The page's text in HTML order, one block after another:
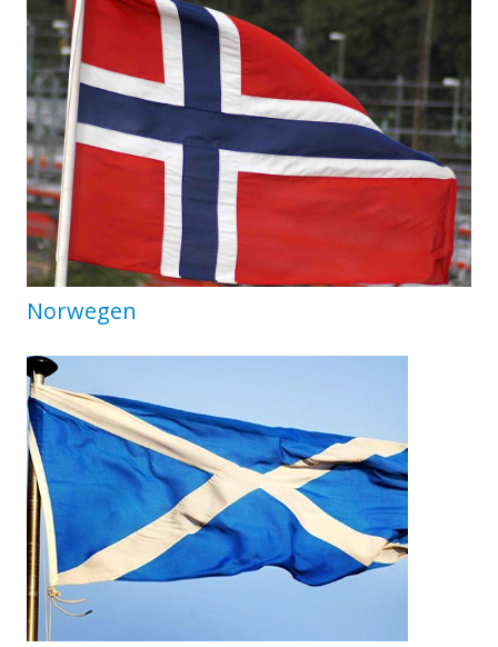
Die erste Woche – Südnorwegen
Sonntag, 26.07. – Die Anfahrt
Montag, 27.07. – die ersten Kilometer auf
Dienstag, 28.07. – mein Dorf „Bergendal“
Mittwoch, 29.07. – auf dem Weg zum Südkap
Donnerstag, 30.07. – entlang der Küste nach Tengs
Freitag, 31.07. – Eintauchen in die Bergwelt ohne
Die zweite Woche – Südnorwegen
Sonntag, 2.08. – Entlang der Fjorde nach Norden
Montag, 3.08. – weiter nach Norden, vorbei am
Dienstag, 4.08. – Wanderung am Rande der
Mittwoch, 5.08. – Wanderung vier Wasserfälle
Donnerstag, 6.08. – auf dem Weg nach Geiranger
Norwegen